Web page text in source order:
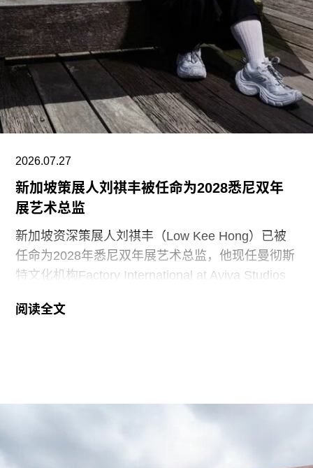
Culture，1958）活动中心，以及著名的芬兰大厅
（Finlandia Hall，1971），后者兼具会议中心与音
乐厅功能。
另一项重要作品是赛纳察洛市政厅（Säynätsalo
Town Hall），由阿尔瓦·阿尔托与艾丽莎·阿尔托于
1952年共同完成。艾诺于1949年去世后，阿尔瓦
与艾丽莎结婚。两人还共同建造了位于派延奈湖
（Lake
2026.07.27
新加坡策展人刘祺丰被任命为2028悉尼双年
展艺术总监
新加坡资深策展人刘祺丰（Low Kee Hong）已被
任命为2028年悉尼双年展艺术总监，他现任曼彻斯
特文化机构Factory International at Aviva Studios
Qasimi）因被认为偏袒支持巴勒斯坦的参展艺术家
而受到批评。对此，悉尼双年展否认了有关歧视或
阅读全文